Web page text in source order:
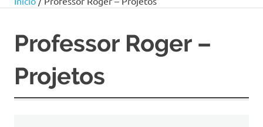
Professor Roger –
Projetos